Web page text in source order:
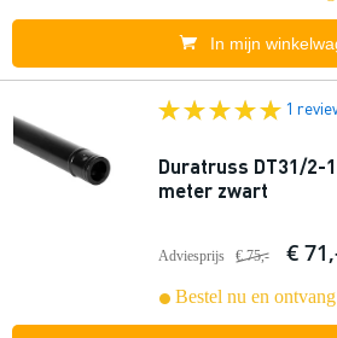
In mijn
1
Duratruss DT31/2-
meter zwart
Adviesprijs € 75,- €
Bestel nu en